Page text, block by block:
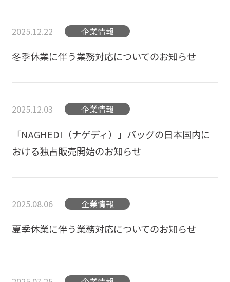
2025.12.22 企業情報
冬季休業に伴う業務対応についてのお知らせ
2025.12.03 企業情報
「NAGHEDI（ナゲディ）」バッグの日本国内に
おける独占販売開始のお知らせ
2025.08.06 企業情報
夏季休業に伴う業務対応についてのお知らせ